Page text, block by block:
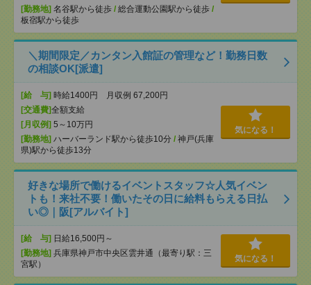
[勤務地] 名谷駅から徒歩 / 総合運動公園駅から徒歩 /
板宿駅から徒歩
＼期間限定／カンタン入館証の管理など！勤務日数
の相談OK[派遣]
[給 与] 時給1400円 月収例 67,200円
[交通費]全額支給
[月収例] 5～10万円
[勤務地] ハーバーランド駅から徒歩10分 / 神戸(兵庫
県)駅から徒歩13分
気になる！
好きな場所で働けるイベントスタッフ☆人気イベン
トも！来社不要！働いたその日に給料もらえる日払
い◎｜阪[アルバイト]
[給 与] 日給16,500円～
[勤務地] 兵庫県神戸市中央区雲井通（最寄り駅：三
宮駅）
気になる！